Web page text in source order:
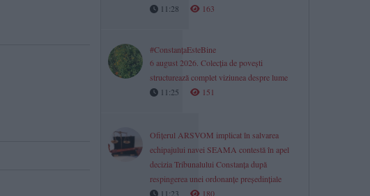
11:28
163
#ConstanțaEsteBine
6 august 2026. Colecția de povești
structurează complet viziunea despre lume
11:25
151
Ofițerul ARSVOM implicat în salvarea
echipajului navei SEAMA contestă în apel
decizia Tribunalului Constanța după
respingerea unei ordonanțe președințiale
11:23
180